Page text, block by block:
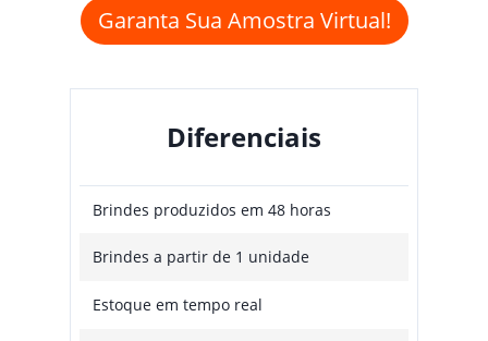
Garanta Sua Amostra Virtual!
Diferenciais
Brindes produzidos em 48 horas
Brindes a partir de 1 unidade
Estoque em tempo real